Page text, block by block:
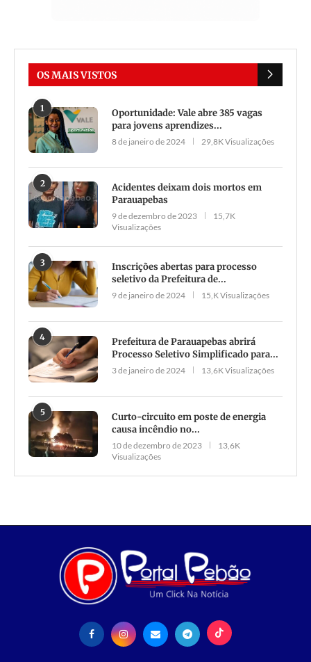
OS MAIS VISTOS
1
Oportunidade: Vale abre 385 vagas
para jovens aprendizes...
8 de janeiro de 2024 29,8K Visualizações
2
Acidentes deixam dois mortos em
Parauapebas
9 de dezembro de 2023
15,7K
Visualizações
3
Inscrições abertas para processo
seletivo da Prefeitura de...
9 de janeiro de 2024 15,K Visualizações
4
Prefeitura de Parauapebas abrirá
Processo Seletivo Simplificado para...
3 de janeiro de 2024 13,6K Visualizações
5
Curto-circuito em poste de energia
causa incêndio no...
10 de dezembro de 2023
13,6K
Visualizações